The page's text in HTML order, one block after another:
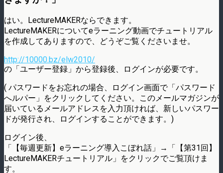
はい。LectureMAKERならできます。
LectureMAKERについてeラーニング動画でチュートリアル
を作成してありますので、どうぞご覧くださいませ。
http://10000.bz/elw2010/
の「ユーザー登録」から登録後、ログインが必要です。
( パスワードをお忘れの場合、ログイン画面で「パスワード
へルパー」をクリックしてください。このメールマガジンが
届いているメールアドレスを入力頂ければ、新しいパスワー
ドが発行され、ログインすることができます。)
ログイン後、
「【毎週更新】eラーニング導入こぼれ話」→「【第31回】
LectureMAKERチュートリアル」をクリックでご覧頂けま
す。